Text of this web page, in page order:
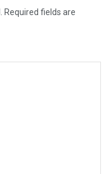
Required fields are